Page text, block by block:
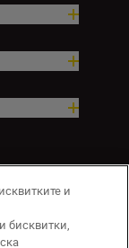
и
бисквитки,